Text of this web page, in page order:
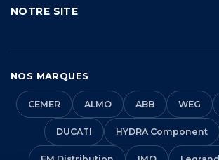
NOTRE SITE
NOS MARQUES
CEMER ALMO ABB WEG
DUCATI HYDRA Component